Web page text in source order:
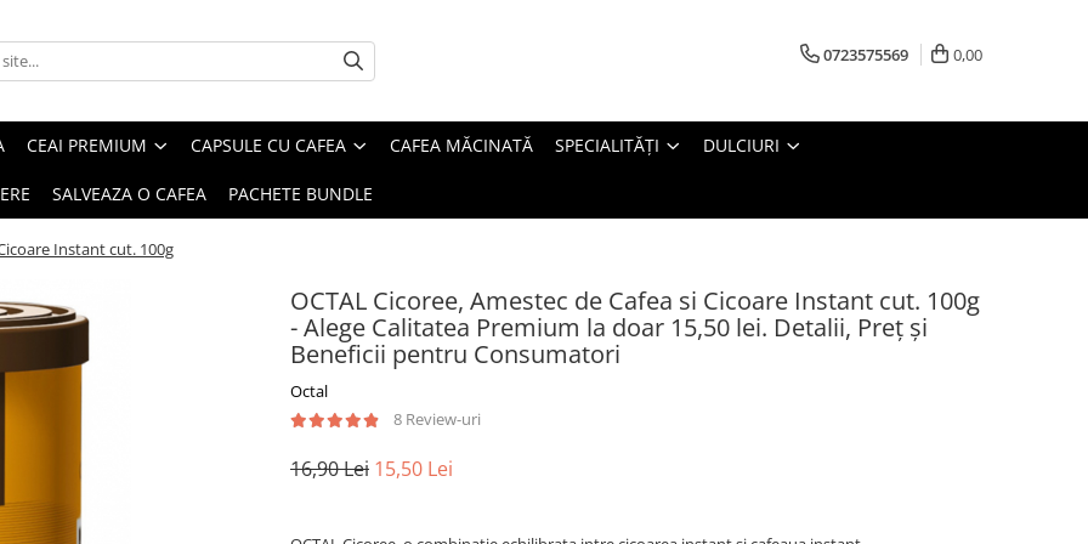
0723575569 0,00
CEAI PREMIUM CAPSULE CU CAFEA CAFEA MĂCINATĂ SPECIALITĂȚI DULCIURI
SALVEAZA O CAFEA PACHETE BUNDLE
Instant cut. 100g
OCTAL Cicoree, Amestec de Cafea si Cicoare Instant cut. 100g
- Alege Calitatea Premium la doar 15,50 lei. Detalii, Preț și
Beneficii pentru Consumatori
Octal
8 Review-uri
16,90 Lei 15,50 Lei